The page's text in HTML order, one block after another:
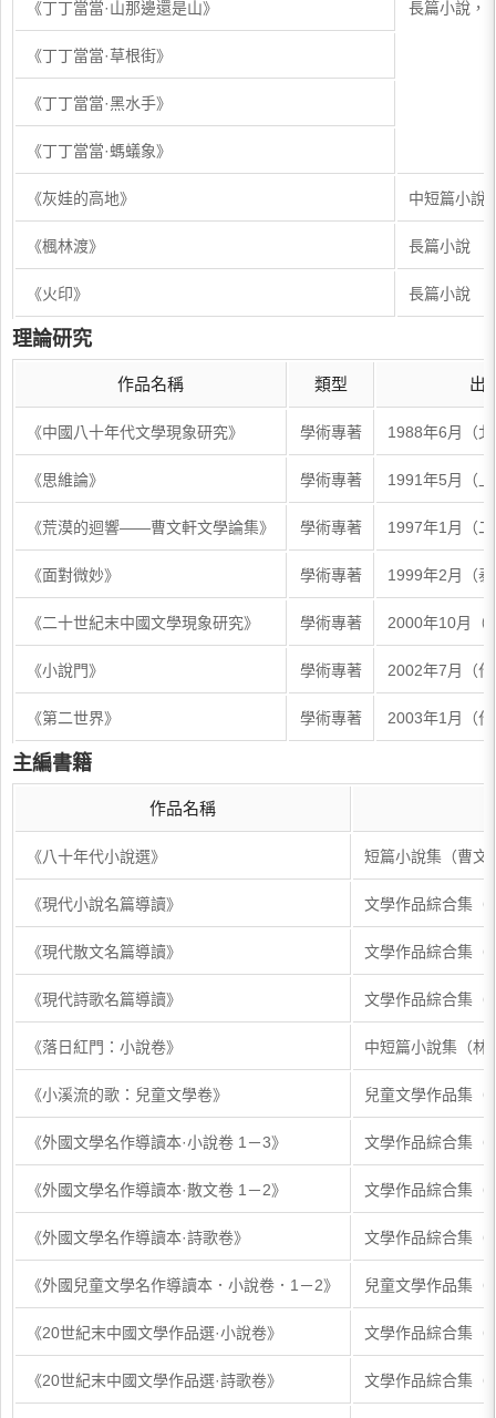
長篇小說，
《丁丁當當·山那邊還是山》
《丁丁當當·草根街》
《丁丁當當·黑水手》
《丁丁當當·螞蟻象》
《灰娃的高地》 中短篇小說
《楓林渡》 長篇小說
《火印》 長篇小說
理論研究
作品名稱 類型 出
《中國八十年代文學現象研究》 學術專著 1988年6月（
《思維論》 學術專著 1991年5月（
《荒漠的迴響——曹文軒文學論集》 學術專著 1997年1月（
《面對微妙》 學術專著 1999年2月（
《二十世紀末中國文學現象研究》 學術專著 2000年10月（
《小說門》 學術專著 2002年7月（
《第二世界》 學術專著 2003年1月（
主編書籍
作品名稱
《八十年代小說選》 短篇小說集（曹文
《現代小說名篇導讀》 文學作品綜合集（
《現代散文名篇導讀》 文學作品綜合集（
《現代詩歌名篇導讀》 文學作品綜合集（
《落日紅門：小說卷》 中短篇小說集（林
《小溪流的歌：兒童文學卷》 兒童文學作品集（
《外國文學名作導讀本·小說卷 1－3》 文學作品綜合集（
《外國文學名作導讀本·散文卷 1－2》 文學作品綜合集（
《外國文學名作導讀本·詩歌卷》 文學作品綜合集（
《外國兒童文學名作導讀本．小說卷．1－2》 兒童文學作品集（
《20世紀末中國文學作品選·小說卷》 文學作品綜合集（
《20世紀末中國文學作品選·詩歌卷》 文學作品綜合集（